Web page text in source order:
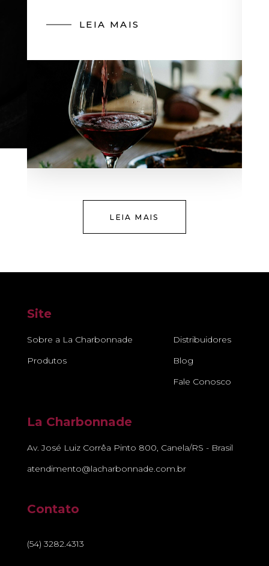
LEIA MAIS
LEIA MAIS
Site
Sobre a La Charbonnade
Produtos
Distribuidores
Blog
Fale Conosco
La Charbonnade
Av. José Luiz Corrêa Pinto 800, Canela/RS - Brasil
atendimento@lacharbonnade.com.br
Contato
(54) 3282.4313